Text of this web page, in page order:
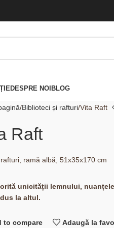
DESPRE NOIBLOG
Biblioteci și rafturi Vita Raft
Raft
ramă albă, 51x35x170 cm
unicității lemnului,
la altul.
to compare Adaugă la